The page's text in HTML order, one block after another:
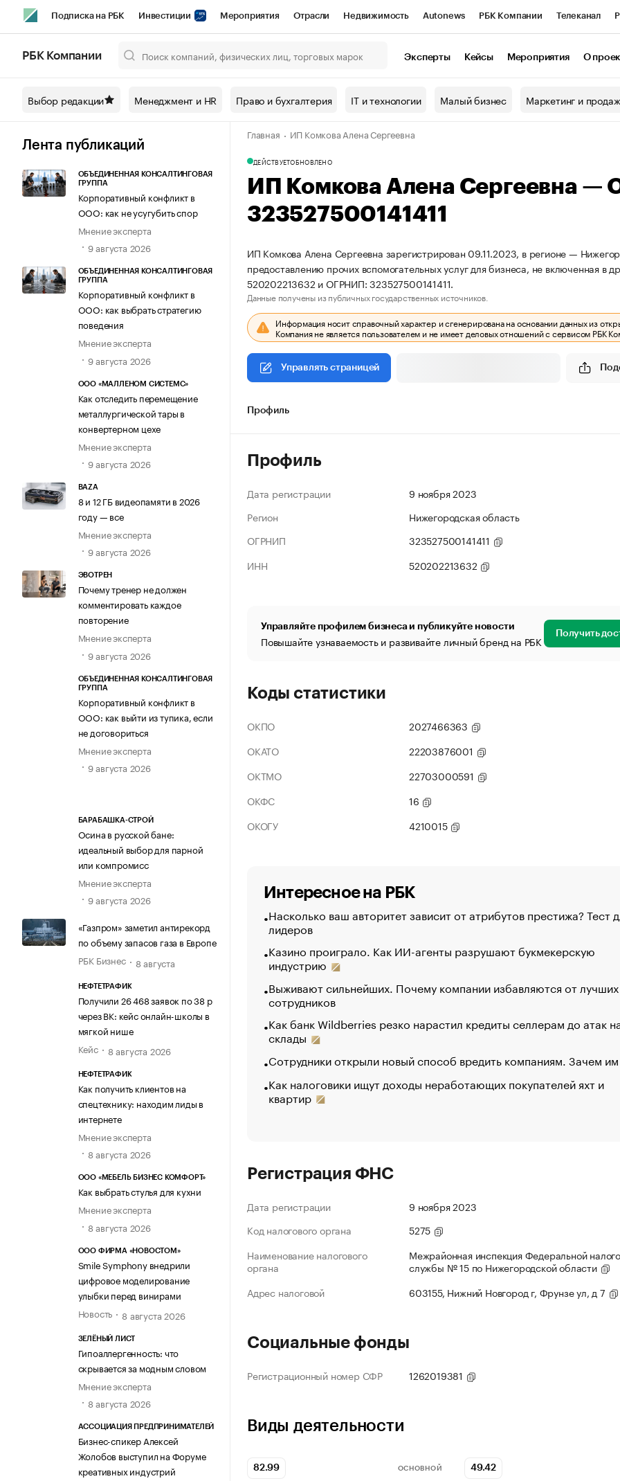
Подписка на РБК Инвестиции Мероприятия Отрасли Недвижимость Autonews РБК Компании Телеканал
Спецпроекты СПб Конференции СПб Спецпроекты Проверка контрагентов
Технологии и медиа Рынок наличной валюты
РБК Компании Эксперты Кейсы Мероприятия О
Выбор редакции Менеджмент и HR Право и бухгалтерия IT и технологии Малый бизнес Маркетинг и
Лента публикаций
ОБЪЕДИНЕННАЯ КОНСАЛТИНГОВАЯ
ГРУППА
Корпоративный конфликт в
ООО: как не усугубить спор
Мнение эксперта
9 августа 2026
ОБЪЕДИНЕННАЯ КОНСАЛТИНГОВАЯ
ГРУППА
Корпоративный конфликт в
ООО: как выбрать стратегию
поведения
Мнение эксперта
9 августа 2026
ООО «МАЛЛЕНОМ СИСТЕМС»
Как отследить перемещение
металлургической тары в
конвертерном цехе
Мнение эксперта
9 августа 2026
BAZA
8 и 12 ГБ видеопамяти в 2026
году — все
Мнение эксперта
9 августа 2026
ЭВОТРЕН
Почему тренер не должен
комментировать каждое
повторение
Мнение эксперта
9 августа 2026
ОБЪЕДИНЕННАЯ КОНСАЛТИНГОВАЯ
ГРУППА
Корпоративный конфликт в
ООО: как выйти из тупика, если
не договориться
Мнение эксперта
9 августа 2026
БАРАБАШКА-СТРОЙ
Осина в русской бане:
идеальный выбор для парной
или компромисс
Мнение эксперта
9 августа 2026
«Газпром» заметил антирекорд
по объему запасов газа в Европе
РБК Бизнес
8 августа
НЕФТЕТРАФИК
Получили 26 468 заявок по 38 р
через ВК: кейс онлайн-школы в
мягкой нише
Кейс
8 августа 2026
НЕФТЕТРАФИК
Как получить клиентов на
спецтехнику: находим лиды в
интернете
Мнение эксперта
8 августа 2026
ООО «МЕБЕЛЬ БИЗНЕС КОМФОРТ»
Как выбрать стулья для кухни
Мнение эксперта
8 августа 2026
ООО ФИРМА «НОВОСТОМ»
Smile Symphony внедрили
цифровое моделирование
улыбки перед винирами
Новость
8 августа 2026
ЗЕЛЁНЫЙ ЛИСТ
Гипоаллергенность: что
скрывается за модным словом
Мнение эксперта
8 августа 2026
АССОЦИАЦИЯ ПРЕДПРИНИМАТЕЛЕЙ
Бизнес-спикер Алексей
Жолобов выступил на Форуме
креативных индустрий
Главная ИП Комкова Алена Сергеевна
ДЕЙСТВУЕТОБНОВЛЕНО
ИП Комкова Алена Сергеевна —
323527500141411
ИП Комкова Алена Сергеевна зарегистрирован 09.11.2023, в регионе —
предоставлению прочих вспомогательных услуг для бизнеса, не включенная в
520202213632 и ОГРНИП: 323527500141411.
Данные получены из публичных государственных источников.
Информация носит справочный характер и сгенерирована на основании данных из
Компания не является пользователем и не имеет деловых отношений с сервисом РБК
Управлять страницей
Профиль
Профиль
Дата регистрации
9 ноября 2023
Регион
Нижегородская область
ОГРНИП
323527500141411
ИНН
520202213632
Управляйте профилем бизнеса и публикуйте новости
Повышайте узнаваемость и развивайте личный бренд на РБК Получить
Коды статистики
ОКПО
2027466363
ОКАТО
22203876001
ОКТМО
22703000591
ОКФС
16
ОКОГУ
4210015
Интересное на РБК
Насколько ваш авторитет зависит от атрибутов престижа? Тест
лидеров
Казино проиграло. Как ИИ-агенты разрушают букмекерскую
индустрию
Выживают сильнейших. Почему компании избавляются от лучших
сотрудников
Как банк Wildberries резко нарастил кредиты селлерам до атак
склады
Сотрудники открыли новый способ вредить компаниям. Зачем
Как налоговики ищут доходы неработающих покупателей яхт и
квартир
Регистрация ФНС
Дата регистрации
9 ноября 2023
Код налогового органа
5275
Наименование налогового
органа
Межрайонная инспекция Федеральной
службы № 15 по Нижегородской области
Адрес налоговой
603155, Нижний Новгород г, Фрунзе ул, д 7
Социальные фонды
Регистрационный номер СФР 1262019381
Виды деятельности
82.99 ОСНОВНОЙ 49.42